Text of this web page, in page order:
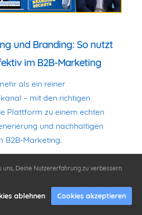
und Branding: So nutzt
im B2B-Marketing
als ein reiner
– mit den richtigen
Plattform zu einem echten
und nachhaltigen
B2B-Marketing.
die Möglichkeit, gezielt neue
und deine Marke dauerhaft
zu verankern.
uns, Deine Nutzererfahrung zu verbessern.
ablehnen Cookies akzeptieren